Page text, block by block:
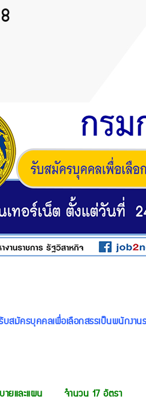
บสมัครบุคคลเพื่อเลือกสรรเป็นพนักงา
ยบายและแผน จำนวน 17 อัตรา